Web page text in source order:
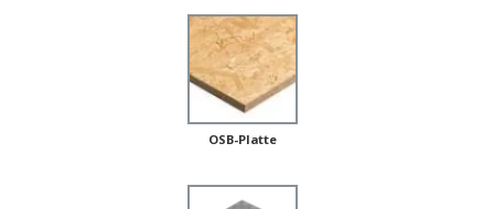
OSB-Platte